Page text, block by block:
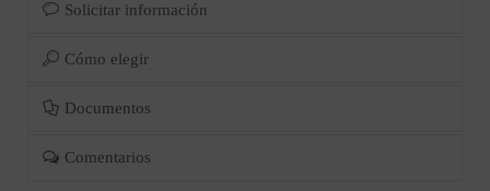
Solicitar información
Cómo elegir
Documentos
Comentarios